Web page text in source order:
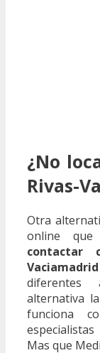
¿No
Rivas-
Otra
online
contactar
diferentes
alternativa
funciona
Mas que